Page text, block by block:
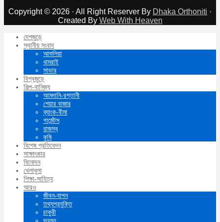
Copyright © 2026 · All Right Reserver By Dhaka Orthoniti ·
Created By Web With Heaven
দেশজুড়ে
স্থানীয় সংবাদ
আশুলিয়া
ধামরাই
সাভার
বিশ্বজুড়ে
শিল্প-বানিজ্য
আমদানি-রপ্তানী
শেয়ার বাজার
ব্যাংক-বীমা
গার্মেন্টস
রাজস্ব
কৃষি
বিশেষ প্রতিবেদন
সাক্ষাৎকার
বিনোদন
খেলাধুলা
শিক্ষা-সাহিত্য
আরও
জীবন-যাপন
তথ্যপ্রযুক্তি
চাকুরী